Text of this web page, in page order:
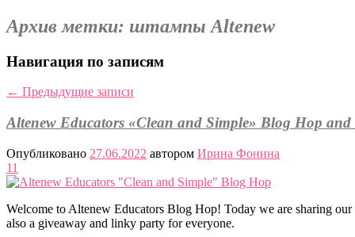
Архив метки: штампы Altenew
Навигация по записям
← Предыдущие записи
Altenew Educators «Clean and Simple» Blog Hop
Опубликовано 27.06.2022 автором Ирина Фонина
11
Welcome to Altenew Educators Blog Hop! Today we are sharing our
also a giveaway and linky party for everyone.